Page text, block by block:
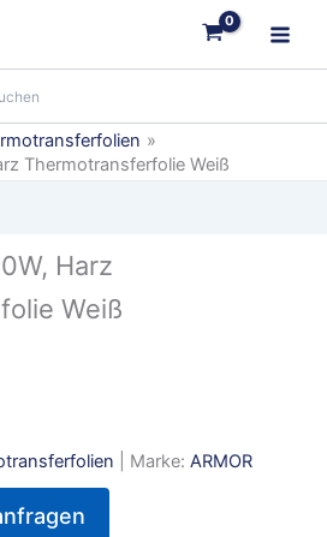
Thermotransferfolie Weiß
Harz
Weiß
| Marke: ARMOR